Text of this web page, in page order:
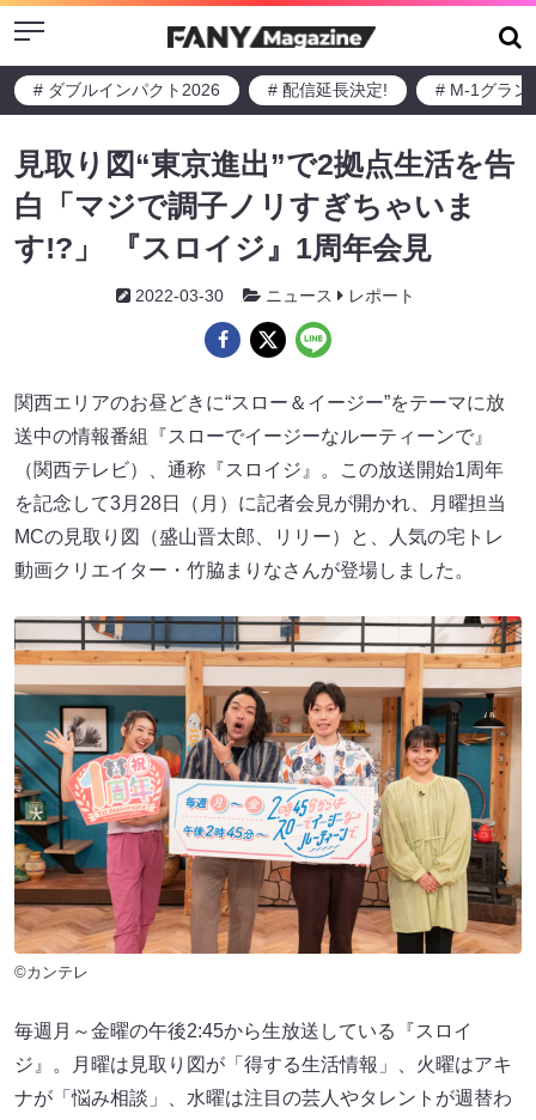
Menu
# ダブルインパクト2026 # 配信延長決定! # M-1グラン
見取り図“東京進出”で2拠点生活を告
白「マジで調子ノリすぎちゃいま
す!?」 『スロイジ』1周年会見
2022-03-30 ニュース レポート
関西エリアのお昼どきに“スロー＆イージー”をテーマに放
送中の情報番組『スローでイージーなルーティーンで』
（関西テレビ）、通称『スロイジ』。この放送開始1周年
を記念して3月28日（月）に記者会見が開かれ、月曜担当
MCの見取り図（盛山晋太郎、リリー）と、人気の宅トレ
動画クリエイター・竹脇まりなさんが登場しました。
©カンテレ
毎週月～金曜の午後2:45から生放送している『スロイ
ジ』。月曜は見取り図が「得する生活情報」、火曜はアキ
ナが「悩み相談」、水曜は注目の芸人やタレントが週替わ